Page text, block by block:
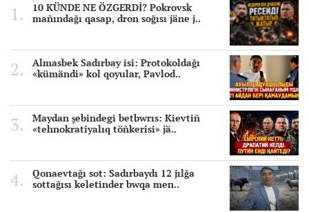
10 KÜNDE NE ÖZGERDİ? Pokrovsk
mañındağı qasap, dron soğısı jäne j..
Almasbek Sadırbay isi: Protokoldağı
«kümändi» kol qoyular, Pavlod..
Maydan şebindegi betbwrıs: Kievtiñ
«tehnokratiyalıq töñkerisi» jä..
Qonaevtağı sot: Sadırbaydı 12 jılğa
sottağısı keletinder bwqa men..